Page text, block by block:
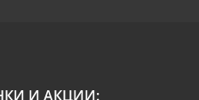
И АКЦИИ: